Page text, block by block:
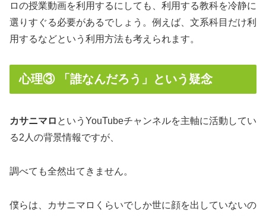
ロの授業動画を利用するにしても、利用する教科を冷静に
選りすぐる必要があるでしょう。例えば、文系科目だけ利
用するなどという利用方法も考えられます。
心理③ 「誰なんだろう」という疑念
カサニマロ というYouTubeチャンネルを主軸に活動してい
る2人の背景情報ですが、
調べても全然出てきません。
僕らは、カサニマロくらいでしか世に顔を出していないの